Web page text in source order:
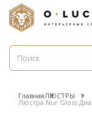
ГлавнаяЛЮСТРЫ
Люстра Nur Gloss